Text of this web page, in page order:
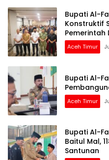
Bupati Al-
Konstruktif
Pemerintah
Aceh Timur
Bupati Al-
Aceh Timur
Bupati Al-
Baitul Mal,
Santunan